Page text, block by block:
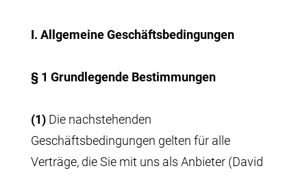
I. Allgemeine Geschäftsbedingungen
§ 1 Grundlegende Bestimmungen
(1)Die nachstehenden
Geschäftsbedingungen gelten für alle
Verträge, die Sie mit uns als Anbieter (David